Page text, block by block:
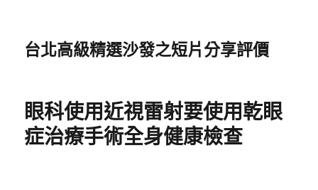
台北高級精選沙發之短片分享評價
眼科使用近視雷射要使用乾眼
症治療手術全身健康檢查